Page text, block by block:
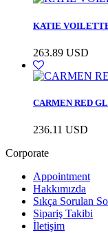
KATIE
263.89 USD
CARMEN RED
236.11 USD
Corporate
Appointment
Hakkımızda
Sıkça Sorulan
Sipariş Takibi
İletişim